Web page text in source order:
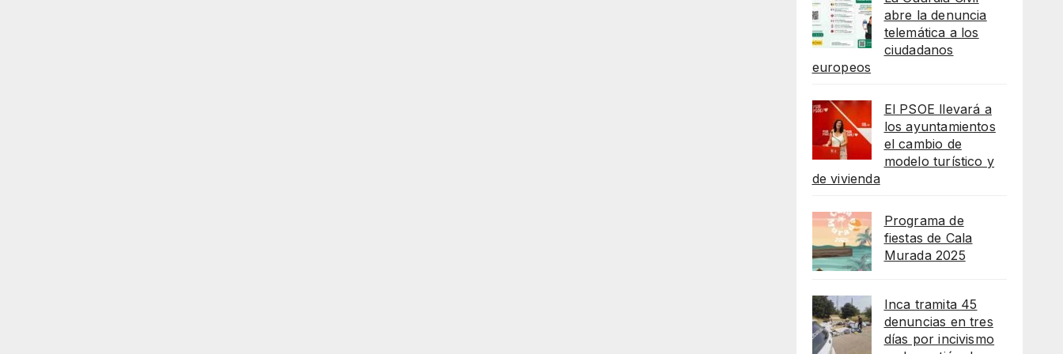
abre la denuncia
telemática a los
ciudadanos
europeos
El PSOE llevará a
los ayuntamientos
el cambio de
modelo turístico y
de vivienda
Programa de
fiestas de Cala
Murada 2025
Inca tramita 45
denuncias en tres
días por incivismo